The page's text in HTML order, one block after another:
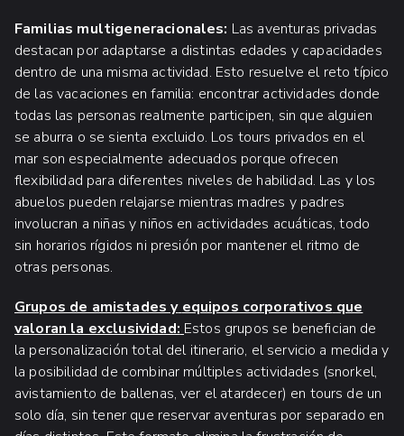
Familias multigeneracionales: Las aventuras privadas
destacan por adaptarse a distintas edades y capacidades
dentro de una misma actividad. Esto resuelve el reto típico
de las vacaciones en familia: encontrar actividades donde
todas las personas realmente participen, sin que alguien
se aburra o se sienta excluido. Los tours privados en el
mar son especialmente adecuados porque ofrecen
flexibilidad para diferentes niveles de habilidad. Las y los
abuelos pueden relajarse mientras madres y padres
involucran a niñas y niños en actividades acuáticas, todo
sin horarios rígidos ni presión por mantener el ritmo de
otras personas.
Grupos de amistades y equipos corporativos que
valoran la exclusividad: Estos grupos se benefician de
la personalización total del itinerario, el servicio a medida y
la posibilidad de combinar múltiples actividades (snorkel,
avistamiento de ballenas, ver el atardecer) en tours de un
solo día, sin tener que reservar aventuras por separado en